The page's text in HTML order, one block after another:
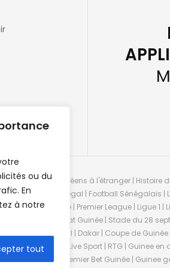
ou du
En
à notre
tout
Footballeurs guinéens à l'étranger | Histoire
| Lions du Sénégal | Football Sénégalais |
au Guinée | Premier League | Ligue 1 |
| Championnat Guinée | Stade du 28
Guinée | Le Senegal | Dakar | Coupe de
| La Guinée | Live Sport | RTG | Guinee
guinéens | Premier Bet Guinée | Guinee